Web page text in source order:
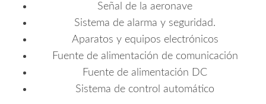
Señal de la aeronave
Sistema de alarma y seguridad.
Aparatos y equipos electrónicos
Fuente de alimentación de comunicación
Fuente de alimentación DC
Sistema de control automático